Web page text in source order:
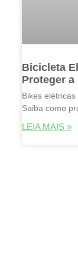
Bicicleta
Proteger a
Bikes
Saiba como
LEIA MAIS »